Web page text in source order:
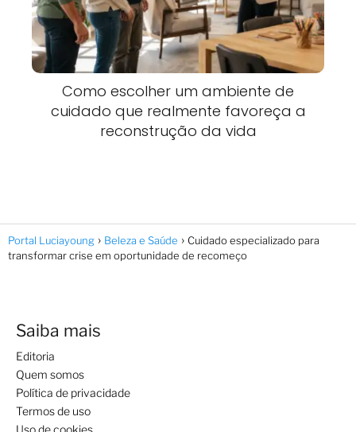
Como escolher um ambiente de
cuidado que realmente favoreça a
reconstrução da vida
Portal Luciayoung Beleza e Saúde
Cuidado especializado para
transformar crise em oportunidade de recomeço
Saiba mais
Editoria
Quem somos
Política de privacidade
Termos de uso
Uso de cookies